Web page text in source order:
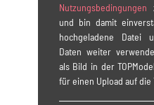
Nutzungsbedingungen
und bin damit
hochgeladene Datei
Daten weiter
als Bild in der
für einen Upload auf die